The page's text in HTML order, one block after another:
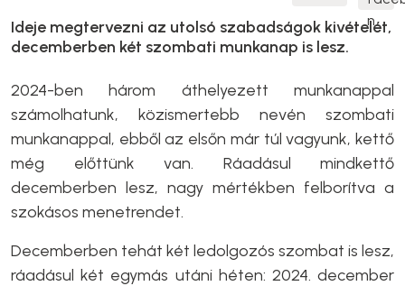
Ideje megtervezni az utolsó szabadságok kivételét,
decemberben két szombati munkanap is lesz.
2024-ben három áthelyezett munkanappal
számolhatunk, közismertebb nevén szombati
munkanappal, ebből az elsőn már túl vagyunk, kettő
még előttünk van. Ráadásul mindkettő
decemberben lesz, nagy mértékben felborítva a
szokásos menetrendet.
Decemberben tehát két ledolgozós szombat is lesz,
ráadásul két egymás utáni héten: 2024. december